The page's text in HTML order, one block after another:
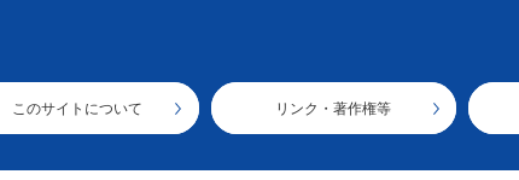
このサイトについて リンク・著作権等